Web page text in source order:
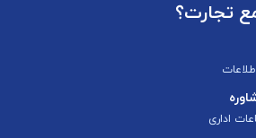
تجارت؟
اداری